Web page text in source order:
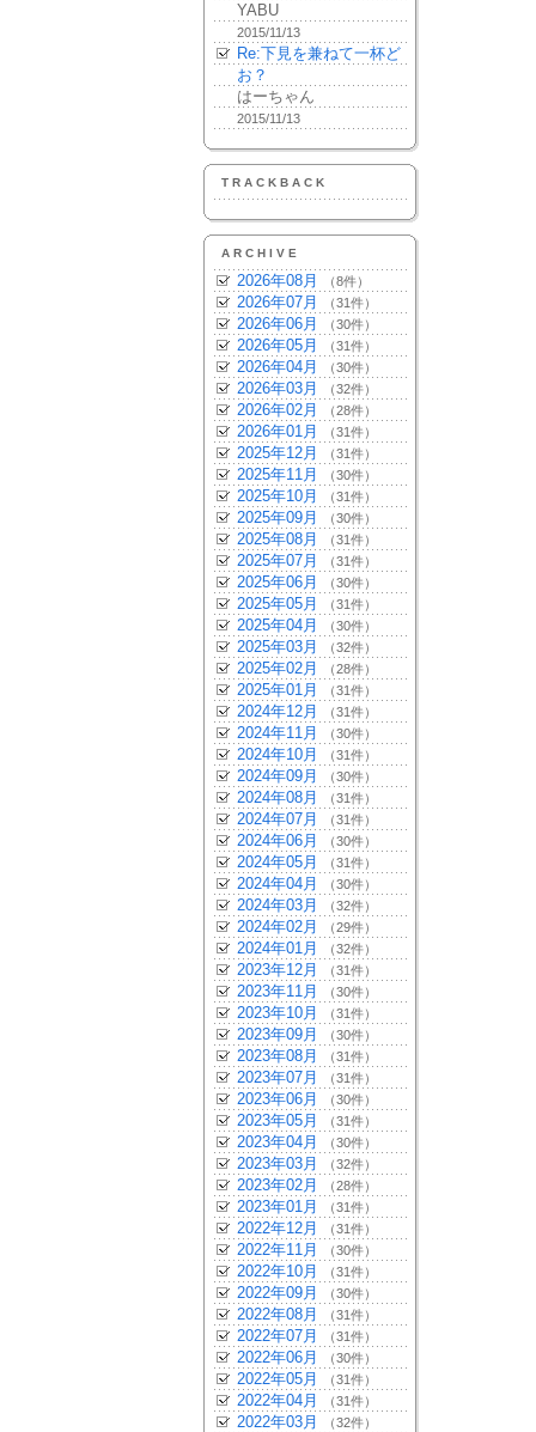
YABU
2015/11/13
Re:下見を兼ねて一杯ど
お？
はーちゃん
2015/11/13
TRACKBACK
ARCHIVE
2026年08月 （8件）
2026年07月 （31件）
2026年06月 （30件）
2026年05月 （31件）
2026年04月 （30件）
2026年03月 （32件）
2026年02月 （28件）
2026年01月 （31件）
2025年12月 （31件）
2025年11月 （30件）
2025年10月 （31件）
2025年09月 （30件）
2025年08月 （31件）
2025年07月 （31件）
2025年06月 （30件）
2025年05月 （31件）
2025年04月 （30件）
2025年03月 （32件）
2025年02月 （28件）
2025年01月 （31件）
2024年12月 （31件）
2024年11月 （30件）
2024年10月 （31件）
2024年09月 （30件）
2024年08月 （31件）
2024年07月 （31件）
2024年06月 （30件）
2024年05月 （31件）
2024年04月 （30件）
2024年03月 （32件）
2024年02月 （29件）
2024年01月 （32件）
2023年12月 （31件）
2023年11月 （30件）
2023年10月 （31件）
2023年09月 （30件）
2023年08月 （31件）
2023年07月 （31件）
2023年06月 （30件）
2023年05月 （31件）
2023年04月 （30件）
2023年03月 （32件）
2023年02月 （28件）
2023年01月 （31件）
2022年12月 （31件）
2022年11月 （30件）
2022年10月 （31件）
2022年09月 （30件）
2022年08月 （31件）
2022年07月 （31件）
2022年06月 （30件）
2022年05月 （31件）
2022年04月 （31件）
2022年03月 （32件）